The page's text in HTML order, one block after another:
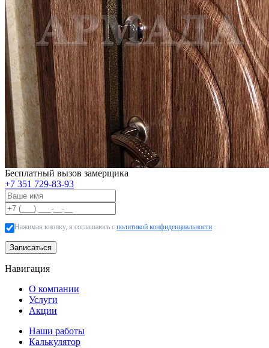
Бесплатный вызов замерщика
+7 351 729-83-93
Нажимая кнопку, я соглашаюсь с политикой конфиденциальности
Записаться
Навигация
О компании
Услуги
Акции
Наши работы
Калькулятор